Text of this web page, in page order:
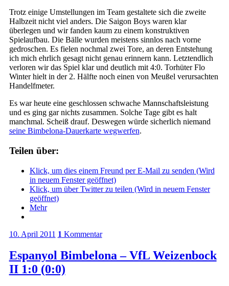
Trotz einige Umstellungen im Team gestaltete sich die zweite
Halbzeit nicht viel anders. Die Saigon Boys waren klar
überlegen und wir fanden kaum zu einem konstruktiven
Spielaufbau. Die Bälle wurden meistens sinnlos nach vorne
gedroschen. Es fielen nochmal zwei Tore, an deren Entstehung
ich mich ehrlich gesagt nicht genau erinnern kann. Letztendlich
verloren wir das Spiel klar und deutlich mit 4:0. Torhüter Flo
Winter hielt in der 2. Hälfte noch einen von Meußel verursachten
Handelfmeter.
Es war heute eine geschlossen schwache Mannschaftsleistung
und es ging gar nichts zusammen. Solche Tage gibt es halt
manchmal. Scheiß drauf. Deswegen würde sicherlich niemand
seine Bimbelona-Dauerkarte wegwerfen.
Teilen über:
Klick, um dies einem Freund per E-Mail zu senden (Wird
in neuem Fenster geöffnet)
Klick, um über Twitter zu teilen (Wird in neuem Fenster
geöffnet)
Mehr
10. April 2011 1 Kommentar
Espanyol Bimbelona – VfL Weizenbock
II 1:0 (0:0)